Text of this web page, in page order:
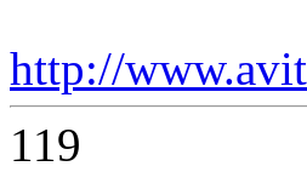
http://
119